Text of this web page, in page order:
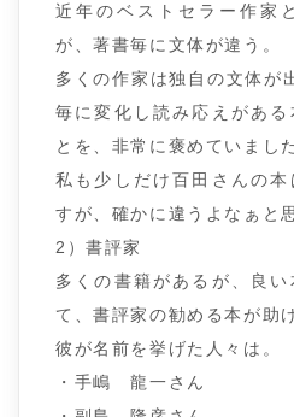
近年のベストセラー作家
が、著書毎に文体が違う。
多くの作家は独自の文体が
毎に変化し読み応えがある
とを、非常に褒めていまし
私も少しだけ百田さんの本
すが、確かに違うよなぁと
2）書評家
多くの書籍があるが、良
て、書評家の勧める本が助
彼が名前を挙げた人々は。
・手嶋 龍一さん